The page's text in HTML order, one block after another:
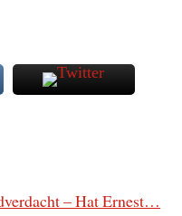
– Hat Ernest…